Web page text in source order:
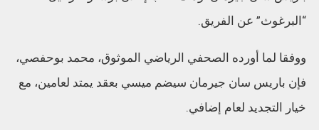
“البرغوث” عن الفريق.
ووفقا لما أورده الصحفي الرياضي الموثوق، محمد بوحفصي،
فإن باريس سان جيرمان سيضم ميسي بعقد يمتد لعامين، مع
خيار التجديد لعام إضافي.